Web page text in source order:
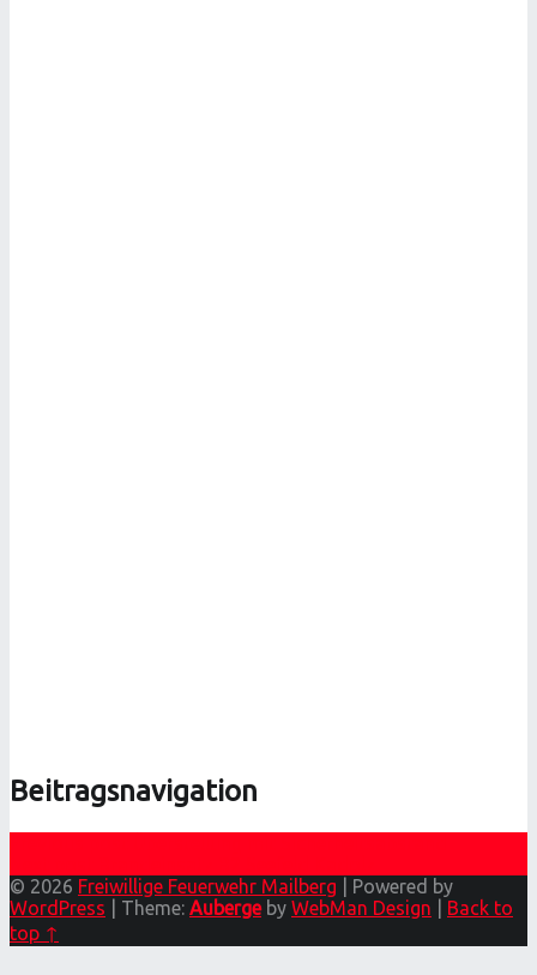
Beitragsnavigation
© 2026 Freiwillige Feuerwehr Mailberg
Powered by
WordPress
Theme: Aubergeby WebMan Design
Back to
top ↑